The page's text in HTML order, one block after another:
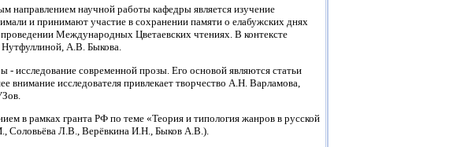
направлением научной работы кафедры является изучение
и принимают участие в сохранении памяти о елабужских днях
Международных Цветаевских чтениях. В контексте
А.В. Быкова.
исследование современной прозы. Его основой являются статьи
исследователя привлекает творчество А.Н. Варламова,
в рамках гранта РФ по теме «Теория и типология жанров в русской
Соловьёва Л.В., Верёвкина И.Н., Быков А.В.).